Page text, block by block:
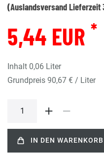
(Auslandsversand Lieferzeit
5,44 EUR *
Inhalt 0,06 Liter
Grundpreis 90,67 € / Liter
IN DEN WARENKORB